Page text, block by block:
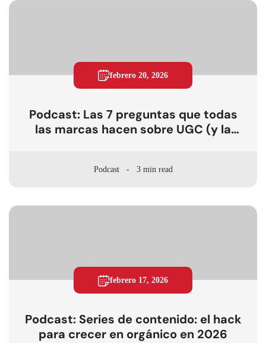
febrero 20, 2026
Podcast: Las 7 preguntas que todas
las marcas hacen sobre UGC (y la
Podcast 3 min read
febrero 17, 2026
Podcast: Series de contenido: el hack
para crecer en orgánico en 2026